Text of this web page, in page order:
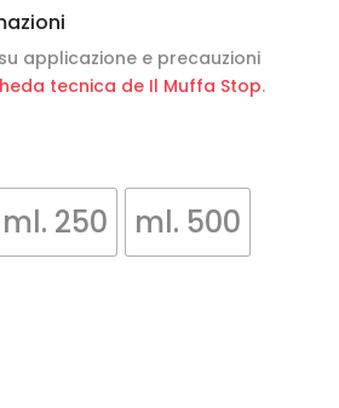
applicazione e precauzioni
tecnica de Il Muffa Stop.
ml. 250 ml. 500